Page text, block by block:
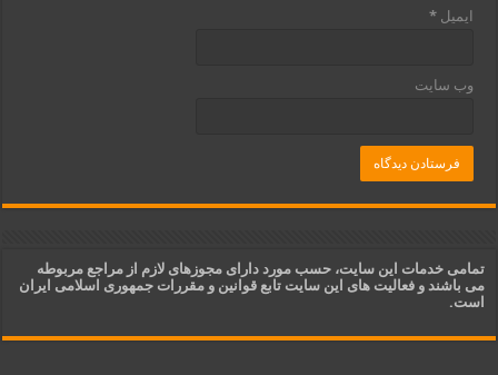
ایمیل*
وب‌ سایت
تمامی خدمات این سایت، حسب مورد دارای مجوزهای لازم از مراجع مربوطه
می باشند و فعالیت های این سایت تابع قوانین و مقررات جمهوری اسلامی ایران
است.